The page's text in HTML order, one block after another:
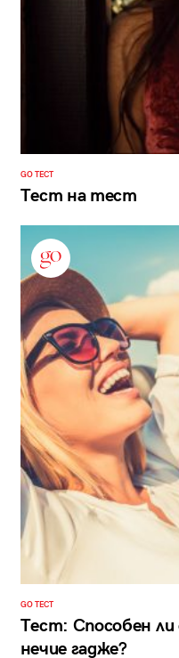
GO ТЕСТ
Тест на тест
GO ТЕСТ
Тест: Способен
нечие гадже?